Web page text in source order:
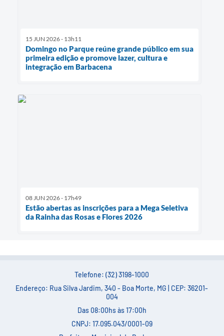
15 JUN 2026 - 13h11
Domingo no Parque reúne grande público em sua
primeira edição e promove lazer, cultura e
integração em Barbacena
08 JUN 2026 - 17h49
Estão abertas as inscrições para a Mega Seletiva
da Rainha das Rosas e Flores 2026
Telefone: (32) 3198-1000
Endereço: Rua Silva Jardim, 340 - Boa Morte, MG | CEP: 36201-
004
Das 08:00hs às 17:00h
CNPJ: 17.095.043/0001-09